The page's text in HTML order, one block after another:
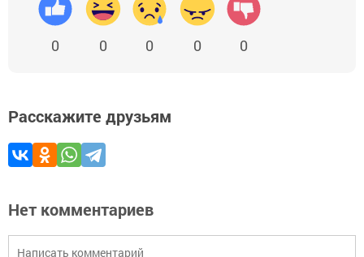
0 0 0 0 0
Расскажите друзьям
Нет комментариев